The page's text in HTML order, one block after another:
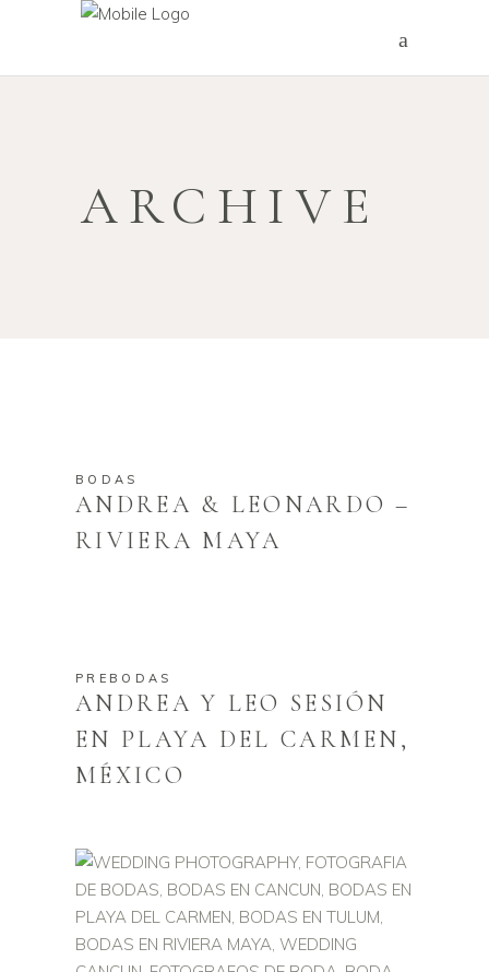
ARCHIVE
BODAS
ANDREA & LEONARDO –
RIVIERA MAYA
PREBODAS
ANDREA Y LEO SESIÓN
EN PLAYA DEL CARMEN,
MÉXICO